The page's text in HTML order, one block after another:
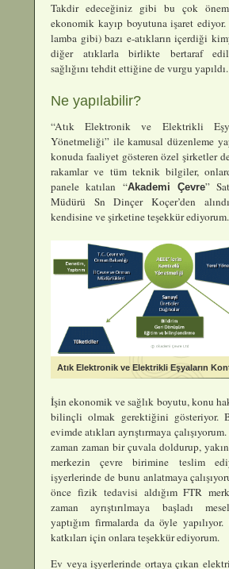
Takdir edeceğiniz gibi bu çok
ekonomik kayıp boyutuna işaret ediyor.
lamba gibi) bazı e-atıkların içerdiği
diğer atıklarla birlikte bertaraf
sağlığını tehdit ettiğine de vurgu yapıldı.
Ne yapılabilir?
“Atık Elektronik ve Elektrikli
Yönetmeliği” ile kamusal düzenleme
konuda faaliyet gösteren özel şirketler
rakamlar ve tüm teknik bilgiler,
panele katılan “Akademi Çevre”
Müdürü Sn Dinçer Koçer’den
kendisine ve şirketine teşekkür ediyorum.
Atık Elektronik ve Elektrikli Eşyaların
İşin ekonomik ve sağlık boyutu, konu
bilinçli olmak gerektiğini gösteriyor.
evimde atıkları ayrıştırmaya
zaman zaman bir çuvala doldurup,
merkezin çevre birimine teslim
işyerlerinde de bunu anlatmaya
önce fizik tedavisi aldığım FTR
zaman ayrıştırılmaya başladı
yaptığım firmalarda da öyle yapılıyor.
katkıları için onlara teşekkür ediyorum.
Ev veya işyerlerinde ortaya çıkan